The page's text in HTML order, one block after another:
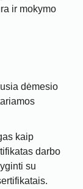
ir mokymo
dėmesio
kaip
darbo
su